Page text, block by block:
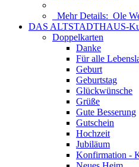
Mehr Details: Ole
DAS ALTSTADTHAUS-
Doppelkarten
Danke
Für alle
Geburt
Geburtstag
Glückwünsche
Grüße
Gute Besserung
Gutschein
Hochzeit
Jubiläum
Konfirmation -